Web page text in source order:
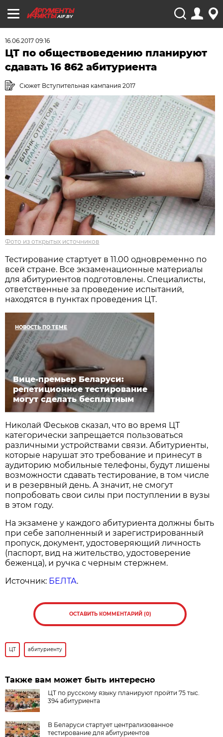
AIF.BY
16.06.2017 09:16
ЦТ по обществоведению планируют
сдавать 16 862 абитуриента
Сюжет Вступительная кампания 2017
Фото из открытых источников
Тестирование стартует в 11.00 одновременно по
всей стране. Все экзаменационные материалы
для абитуриентов подготовлены. Специалисты,
ответственные за проведение испытаний,
находятся в пунктах проведения ЦТ.
НОВОСТЬ ПО ТЕМЕ
Вице-премьер Беларуси:
репетиционное тестирование
могут сделать бесплатным
Николай Феськов сказал, что во время ЦТ
категорически запрещается пользоваться
различными устройствами связи. Абитуриенты,
которые нарушат это требование и принесут в
аудиторию мобильные телефоны, будут лишены
возможности сдавать тестирование, в том числе
и в резервный день. А значит, не смогут
попробовать свои силы при поступлении в вузы
в этом году.
На экзамене у каждого абитуриента должны быть
при себе заполненный и зарегистрированный
пропуск, документ, удостоверяющий личность
(паспорт, вид на жительство, удостоверение
беженца), и ручка с черным стержнем.
Источник: БЕЛТА.
ОСТАВИТЬ КОММЕНТАРИЙ (0)
ЦТ абитуриенту
Также вам может быть интересно
ЦТ по русскому языку планируют пройти 75 тыс.
394 абитуриента
В Беларуси стартует централизованное
тестирование для абитуриентов